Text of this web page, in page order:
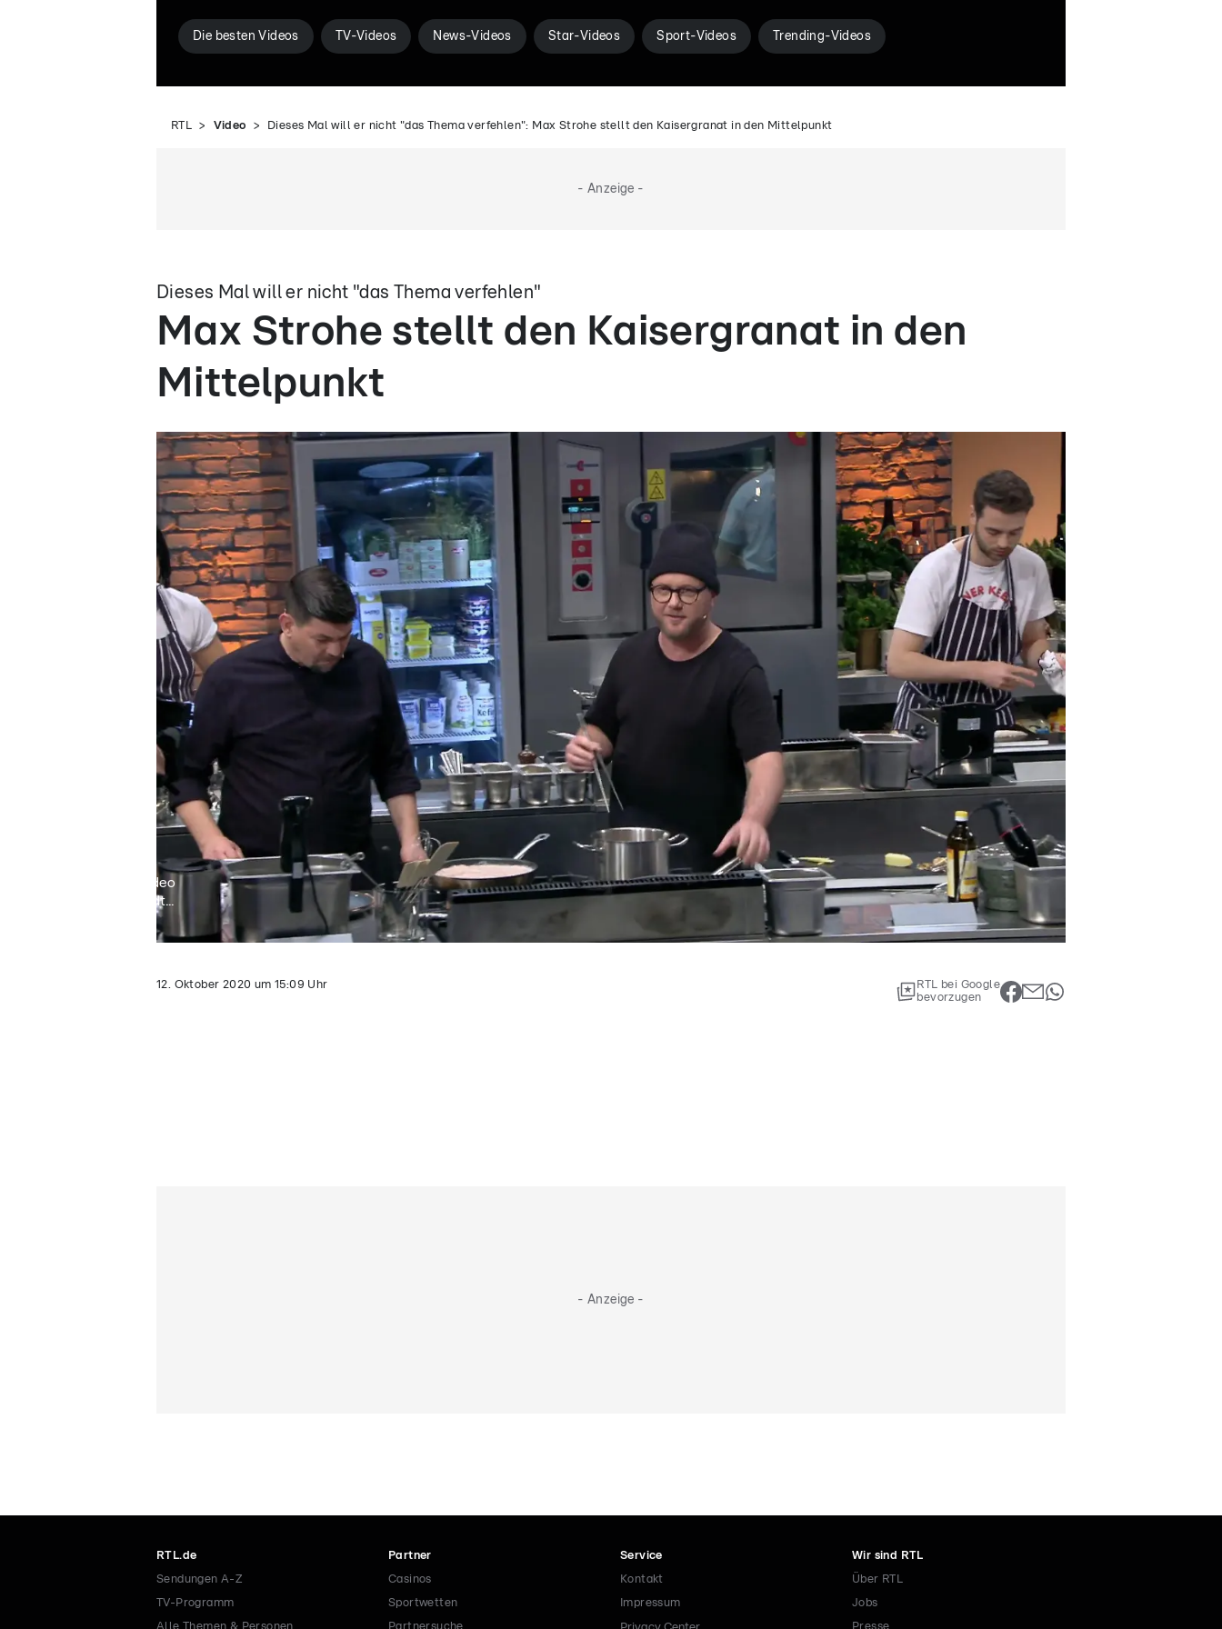
Die besten Videos TV-Videos News-Videos Star-Videos Sport-Videos Trending-Videos
RTL Video Dieses Mal will er nicht "das Thema verfehlen": Max Strohe stellt den Kaisergranat in den Mittelpunkt
- Anzeige -
Dieses Mal will er nicht "das Thema verfehlen"
Max Strohe stellt den Kaisergranat in den
Mittelpunkt
Video
lädt...
12. Oktober 2020 um 15:09 Uhr
RTL bei Google
bevorzugen
- Anzeige -
RTL.de
Sendungen A-Z
TV-Programm
Partner
Casinos
Sportwetten
Service
Kontakt
Impressum
Wir sind RTL
Über RTL
Jobs